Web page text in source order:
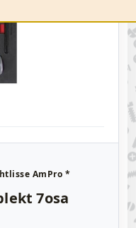
AmPro *
7osa